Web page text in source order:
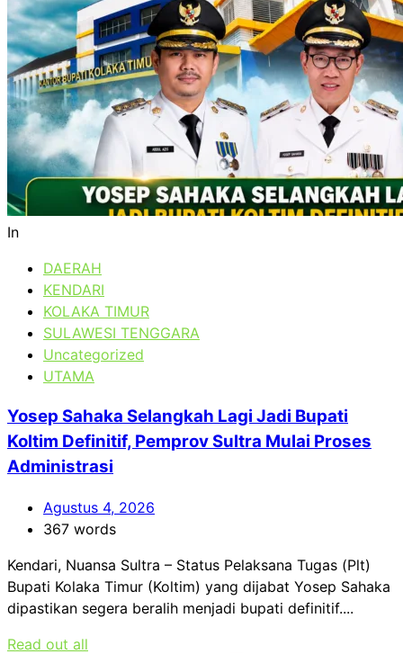
In
DAERAH
KENDARI
KOLAKA TIMUR
SULAWESI TENGGARA
Uncategorized
UTAMA
Yosep Sahaka Selangkah Lagi Jadi Bupati
Koltim Definitif, Pemprov Sultra Mulai Proses
Administrasi
Agustus 4, 2026
367 words
Kendari, Nuansa Sultra – Status Pelaksana Tugas (Plt)
Bupati Kolaka Timur (Koltim) yang dijabat Yosep Sahaka
dipastikan segera beralih menjadi bupati definitif....
Read out all